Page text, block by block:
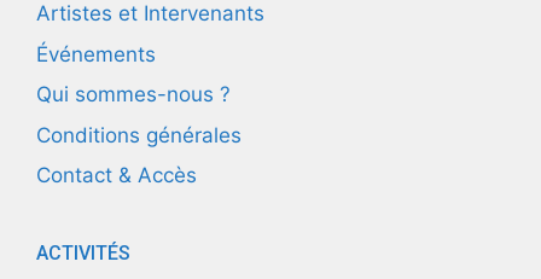
Artistes et Intervenants
Événements
Qui sommes-nous ?
Conditions générales
Contact & Accès
ACTIVITÉS